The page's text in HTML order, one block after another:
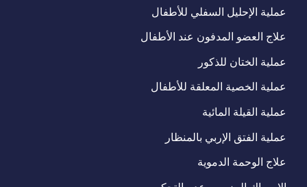
عملية الإحليل السفلي للأطفال
علاج العضو المدفون عند الأطفال
عملية الختان للذكور
عملية الخصية المعلقة للأطفال
عملية القيلة المائية
عملية الفتق الإربي بالمنظار
علاج الوحمة الدموية